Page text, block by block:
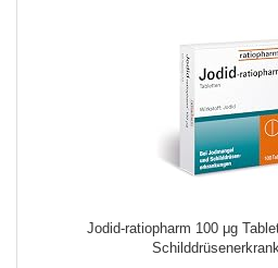
Jodid-ratiopharm 100 μg